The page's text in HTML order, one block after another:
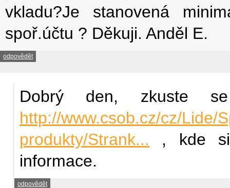
vkladu?Je stanovená
spoř.účtu ? Děkuji. Anděl E.
odpovědět
Dobrý den, zkuste
http://www.csob.cz/cz/Lide/
produkty/Strank... , kde si
informace.
odpovědět